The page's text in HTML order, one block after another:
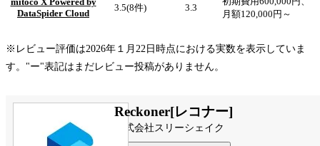
DataSpider Cloud
3.5(8件) 3.3
月額120,000円～
※レビュー評価は2026年１月22日時点における実数を表示していま
す。"ー"表記はまだレビュー投稿がありません。
Reckoner[レコナー]
株式会社スリーシェイク